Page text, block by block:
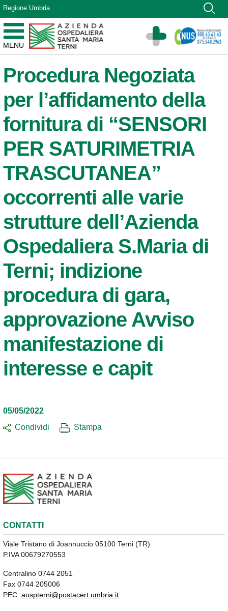
Vai ai contenuti
Vai al menu di navigazione
Vai al footer
Regione Umbria
MENU
Azienda Ospedaliera Santa Maria di Terni
Sito Istituzionale
Procedura Negoziata
per l’affidamento della
fornitura di “SENSORI
PER SATURIMETRIA
TRASCUTANEA”
occorrenti alle varie
strutture dell’Azienda
Ospedaliera S.Maria di
Terni; indizione
procedura di gara,
approvazione Avviso
manifestazione di
interesse e capit
05/05/2022
Condividi
Stampa
CONTATTI
Viale Tristano di Joannuccio 05100 Terni (TR)
P.IVA 00679270553
Centralino 0744 2051
Fax 0744 205006
PEC: aospterni@postacert.umbria.it